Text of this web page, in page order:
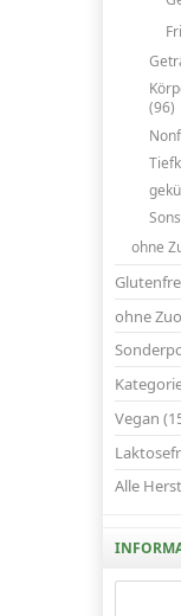
(96)
ohne
ohne
Vegan
Alle